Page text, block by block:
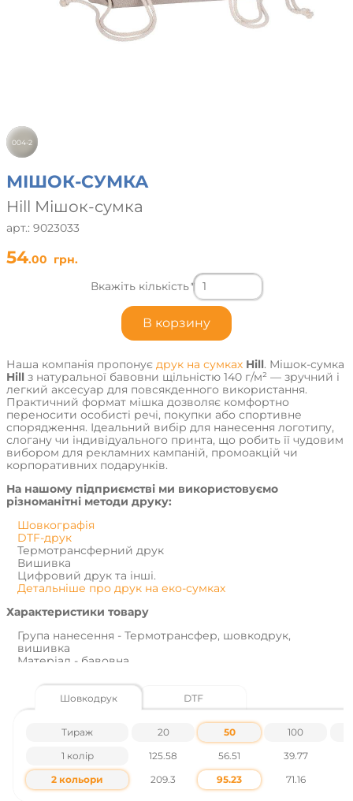
004-2
МІШОК-СУМКА
Hill Мішок-сумка
арт.: 9023033
54.00 грн.
Вкажіть кількість*
Наша компанія пропонує друк на сумках Hill. Мішок-сумка
Hill з натуральної бавовни щільністю 140 г/м² — зручний і
легкий аксесуар для повсякденного використання.
Практичний формат мішка дозволяє комфортно
переносити особисті речі, покупки або спортивне
спорядження. Ідеальний вибір для нанесення логотипу,
слогану чи індивідуального принта, що робить її чудовим
вибором для рекламних кампаній, промоакцій чи
корпоративних подарунків.
На нашому підприємстві ми використовуємо
різноманітні методи друку:
Шовкографія
DTF-друк
Термотрансферний друк
Вишивка
Цифровий друк та інші.
Детальніше про друк на еко-сумках
Характеристики товару
Група нанесення - Термотрансфер, шовкодрук,
вишивка
Матеріал - бавовна
ТМ - Discover
Щільність - 140 г/м2
Ціни вказані без урахування ПДВ.
Наявність і ціни уточнюйте у наших менеджерів по тел
.: +38 095 931 76 31
В корзину
Шовкодрук DTF
Тираж 20 50 100
1 колір
125.58 56.51 39.77
2 кольори
209.3 95.23 71.16